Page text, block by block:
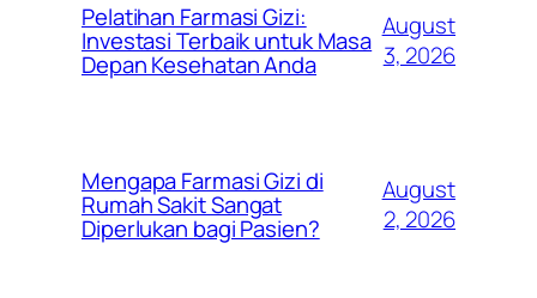
Pelatihan Farmasi Gizi:
Investasi Terbaik untuk Masa
Depan Kesehatan Anda
August
3, 2026
Mengapa Farmasi Gizi di
Rumah Sakit Sangat
Diperlukan bagi Pasien?
August
2, 2026